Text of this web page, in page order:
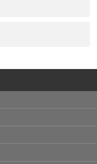
または一部を外部の業
す。取得情報の取り扱
その他の法令により認
意なしに、取得情報を
について】
より個人情報に関する
止その他お問い合わせ
。